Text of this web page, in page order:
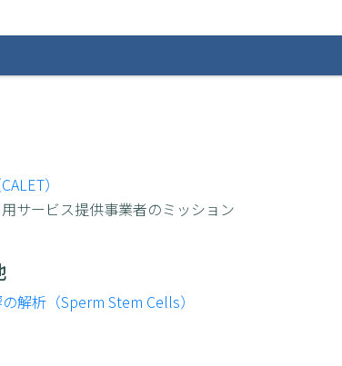
）
サービス提供事業者のミッション
解析（Sperm Stem Cells）